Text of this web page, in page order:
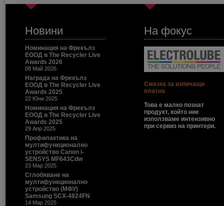
Новини
Номинация на Фрекълз
ЕООД в The Recycler Live
Awards 2026
08 Май 2026
Награда на Фрекълз
ЕООД в The Recycler Live
Awards 2025
22 Юни 2025
Номинация на Фрекълз
ЕООД в The Recycler Live
Awards 2025
29 Апр 2025
Профилактика на
мултифункционално
устройство Canon i-
SENSYS MF643Cdw
23 Мар 2025
Сглобяване на
мултифункционално
устройство (МФУ)
Samsung SCX-4824FN
14 Мар 2025
На фокус
Смазка за изпичащи
платна
Това е малко познат
продукт, който ние
използваме интензивно
при сервиз на принтери.